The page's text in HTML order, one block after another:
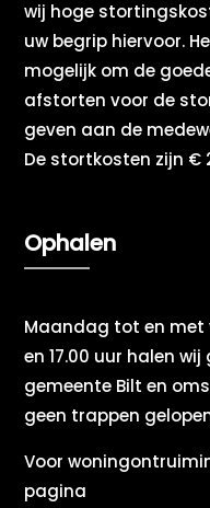
wij hoge
uw begrip hiervoor.
mogelijk om de
afstorten voor de
geven aan de
De stortkosten zijn €
Ophalen
Maandag tot en met
en 17.00 uur halen
gemeente Bilt en
geen trappen
Voor
pagina